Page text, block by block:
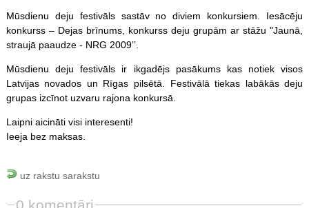
Mūsdienu deju festivāls sastāv no diviem konkursiem. Iesācēju
konkurss – Dejas brīnums, konkurss deju grupām ar stāžu "Jaunā,
straujā paaudze - NRG 2009’’.
Mūsdienu deju festivāls ir ikgadējs pasākums kas notiek visos
Latvijas novados un Rīgas pilsētā. Festivālā tiekas labākās deju
grupas izcīnot uzvaru rajona konkursā.
Laipni aicināti visi interesenti!
Ieeja bez maksas.
uz rakstu sarakstu
0 komentāri